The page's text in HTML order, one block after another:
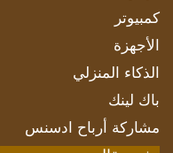
كمبيوتر
الأجهزة
الذكاء المنزلي
باك لينك
مشاركة أرباح ادسنس